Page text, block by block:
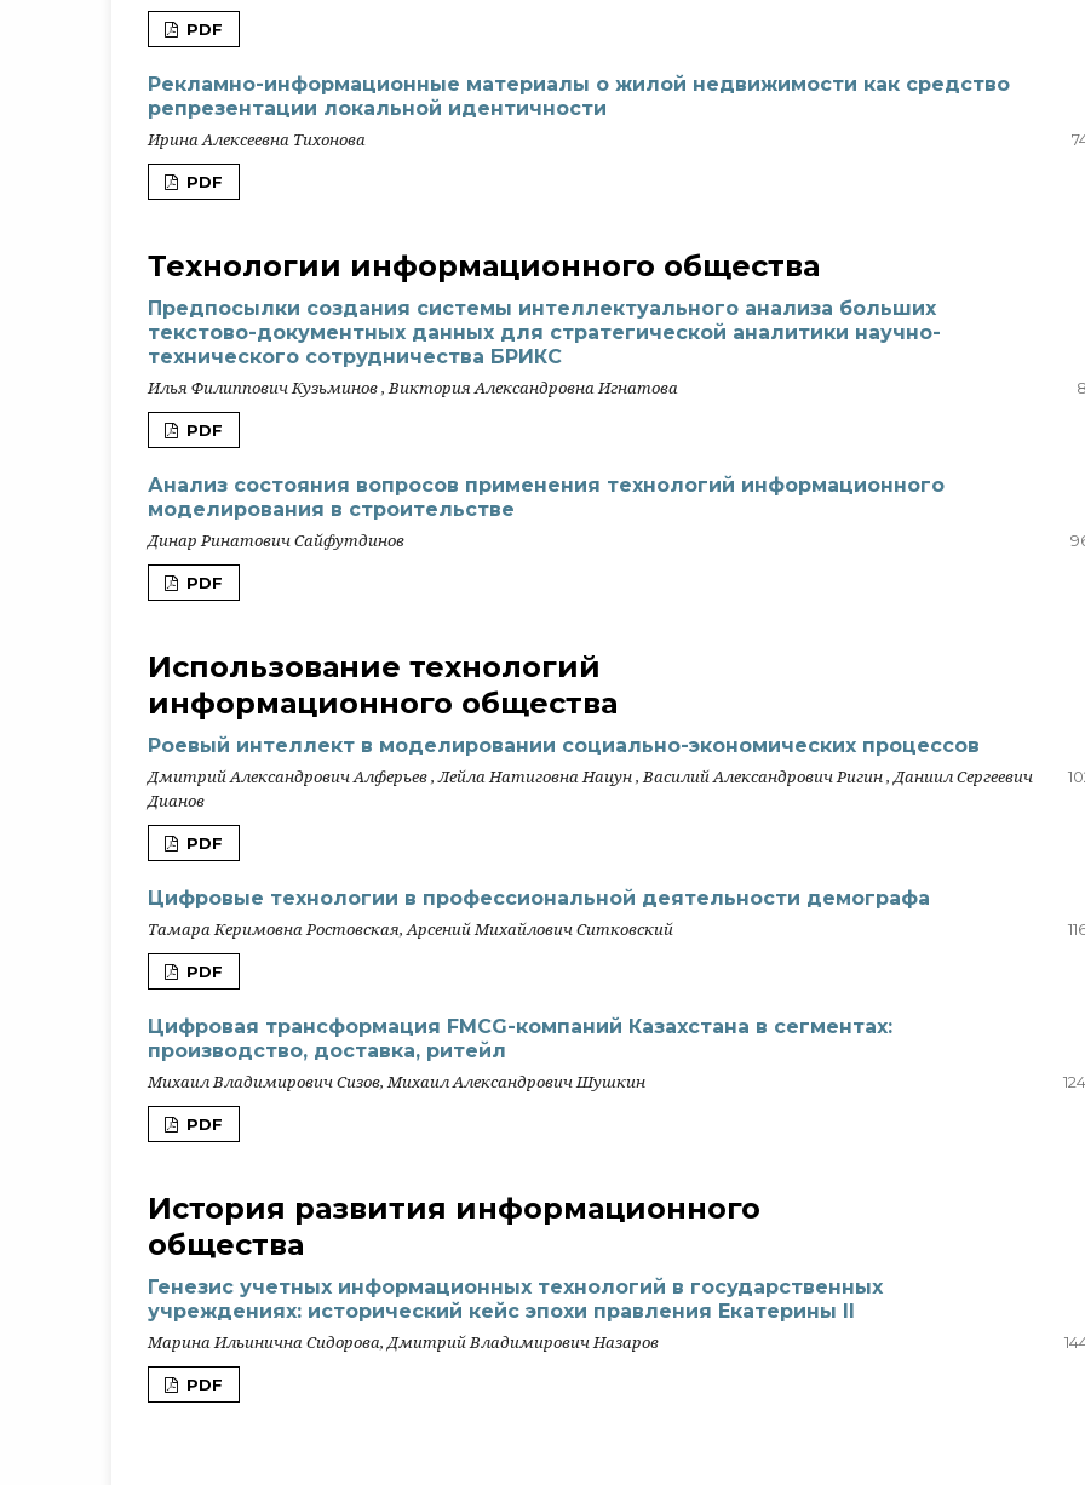
PDF
Рекламно-информационные материалы о жилой недвижимости как средство
репрезентации локальной идентичности
Ирина Алексеевна Тихонова
PDF
Технологии информационного общества
Предпосылки создания системы интеллектуального анализа больших
текстово-документных данных для стратегической аналитики научно-
технического сотрудничества БРИКС
Илья Филиппович Кузьминов , Виктория Александровна Игнатова
PDF
Анализ состояния вопросов применения технологий информационного
моделирования в строительстве
Динар Ринатович Сайфутдинов
PDF
Использование технологий
информационного общества
Роевый интеллект в моделировании социально-экономических процессов
Дмитрий Александрович Алферьев , Лейла Натиговна Нацун , Василий Александрович Ригин , Даниил Сергеевич
Дианов
PDF
Цифровые технологии в профессиональной деятельности демографа
Тамара Керимовна Ростовская, Арсений Михайлович Ситковский
PDF
Цифровая трансформация FMCG-компаний Казахстана в сегментах:
производство, доставка, ритейл
Михаил Владимирович Сизов, Михаил Александрович Шушкин
PDF
История развития информационного
общества
Генезис учетных информационных технологий в государственных
учреждениях: исторический кейс эпохи правления Екатерины II
Марина Ильинична Сидорова, Дмитрий Владимирович Назаров
PDF